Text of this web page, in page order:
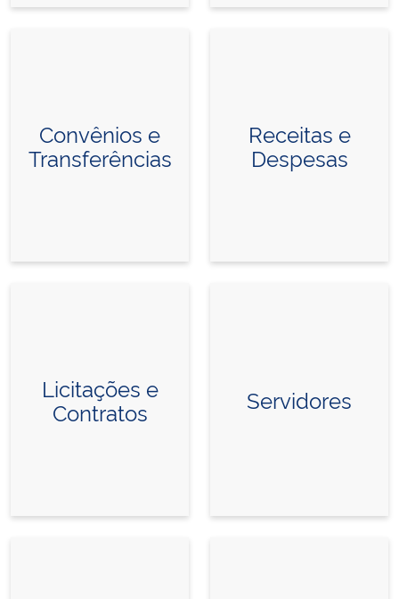
Convênios e
Transferências
Receitas e
Despesas
Licitações e
Contratos Servidores